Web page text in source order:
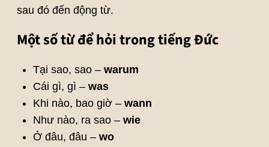
sau đó đến động từ.
Một số từ để hỏi trong tiếng Đức
Tại sao, sao – warum
Cái gì, gì – was
Khi nào, bao giờ – wann
Như nào, ra sao – wie
Ở đâu, đâu – wo